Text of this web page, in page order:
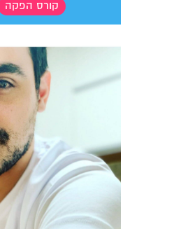
קורס הפקה